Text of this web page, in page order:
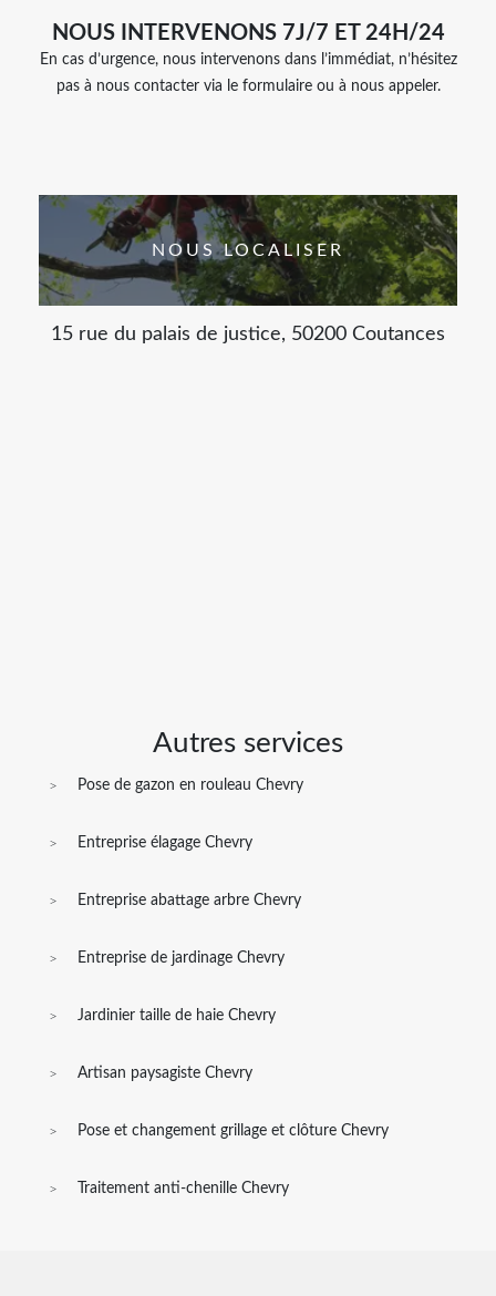
NOUS INTERVENONS 7J/7 ET 24H/24
En cas d’urgence, nous intervenons dans l’immédiat, n’hésitez
pas à nous contacter via le formulaire ou à nous appeler.
NOUS LOCALISER
15 rue du palais de justice, 50200 Coutances
Autres services
Pose de gazon en rouleau Chevry
Entreprise élagage Chevry
Entreprise abattage arbre Chevry
Entreprise de jardinage Chevry
Jardinier taille de haie Chevry
Artisan paysagiste Chevry
Pose et changement grillage et clôture Chevry
Traitement anti-chenille Chevry